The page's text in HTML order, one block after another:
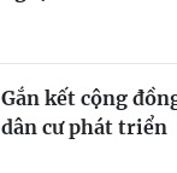
Gắn kết cộng
dân cư phát triển